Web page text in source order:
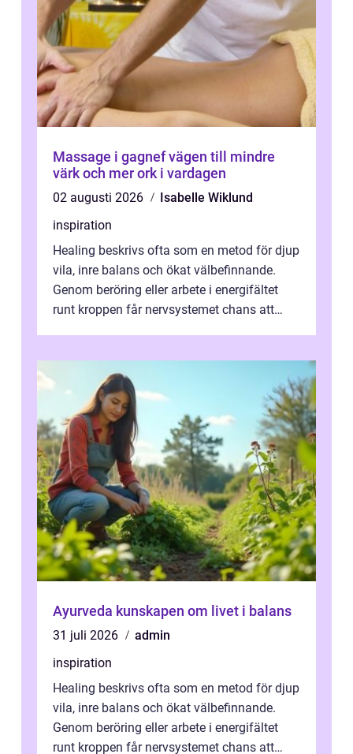
Massage i gagnef vägen till mindre
värk och mer ork i vardagen
02 augusti 2026
Isabelle Wiklund
inspiration
Healing beskrivs ofta som en metod för djup
vila, inre balans och ökat välbefinnande.
Genom beröring eller arbete i energifältet
runt kroppen får nervsystemet chans att
Ayurveda kunskapen om livet i balans
31 juli 2026
admin
inspiration
Healing beskrivs ofta som en metod för djup
vila, inre balans och ökat välbefinnande.
Genom beröring eller arbete i energifältet
runt kroppen får nervsystemet chans att